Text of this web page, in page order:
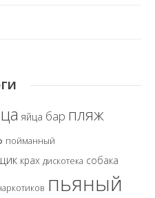
яйца бар пляж
пойманный
крах дискотека собака
пьяный